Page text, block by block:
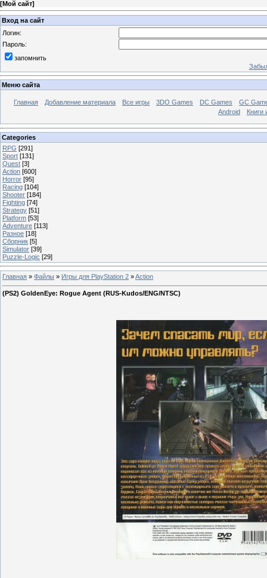
[Мой сайт]
Вход на сайт
Логин:
Пароль:
запомнить
Меню сайта
Главная Добавление материала Все игры 3DO Games DC Games
GC
Android
Книги
Categories
RPG [291]
Sport [131]
Quest [3]
Action [600]
Horror [95]
Racing [104]
Shooter [184]
Fighting [74]
Strategy [51]
Platform [53]
Adventure [113]
Разное [18]
Сборник [5]
Simulator [39]
Puzzle-Logic [29]
Главная » Файлы » Игры для PlayStation 2 »Action
(PS2) GoldenEye: Rogue Agent (RUS-Kudos/ENG/NTSC)